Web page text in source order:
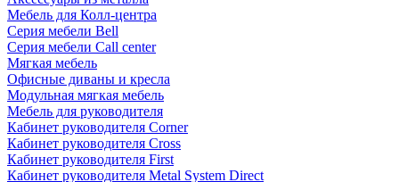
Мебель для Колл-центра
Серия мебели Bell
Серия мебели Call center
Мягкая мебель
Офисные диваны и кресла
Модульная мягкая мебель
Мебель для руководителя
Кабинет руководителя Corner
Кабинет руководителя Cross
Кабинет руководителя First
Кабинет руководителя Metal System Direct